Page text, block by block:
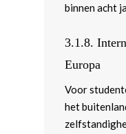
binnen acht
3.1.8.
Europa
Voor
het